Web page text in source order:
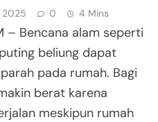
2025 0 4 Mins
– Bencana alam seperti
beliung dapat
pada rumah. Bagi
berat karena
meskipun rumah